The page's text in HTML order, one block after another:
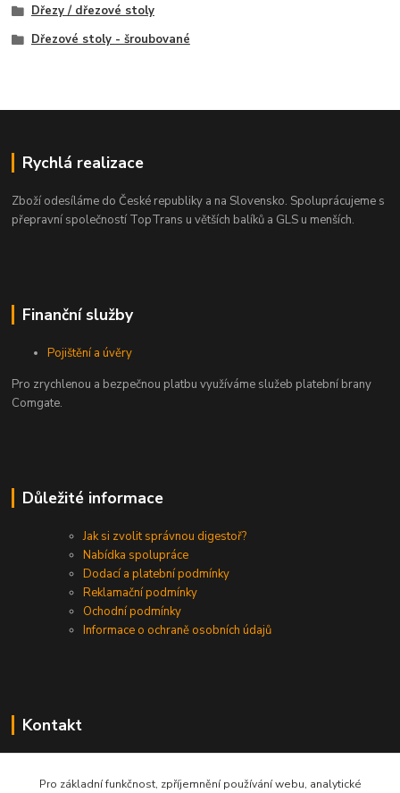
Dřezy / dřezové stoly
Dřezové stoly - šroubované
Rychlá realizace
Zboží odesíláme do České republiky a na Slovensko. Spoluprácujeme s
přepravní společností TopTrans u větších balíků a GLS u menších.
Finanční služby
Pojištění a úvěry
Pro zrychlenou a bezpečnou platbu využíváme služeb platební brany
Comgate.
Důležité informace
Jak si zvolit správnou digestoř?
Nabídka spolupráce
Dodací a platební podmínky
Reklamační podmínky
Ochodní podmínky
Informace o ochraně osobních údajů
Kontakt
Pro základní funkčnost, zpříjemnění používání webu, analytické